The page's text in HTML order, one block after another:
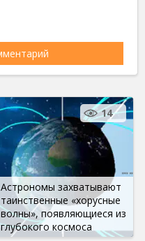
Астрономы захватывают
таинственные «хорусные
волны», появляющиеся из
глубокого космоса
14